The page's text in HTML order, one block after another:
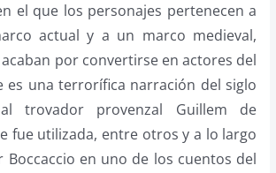
el que los personajes pertenecen a
actual y a un marco medieval,
por convertirse en actores del
es una terrorífica narración del siglo
trovador provenzal Guillem de
fue utilizada, entre otros y a lo largo
Boccaccio en uno de los cuentos del